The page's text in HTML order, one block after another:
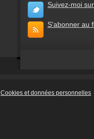
Suivez-moi
S'abonner au
Cookies et données personnelles